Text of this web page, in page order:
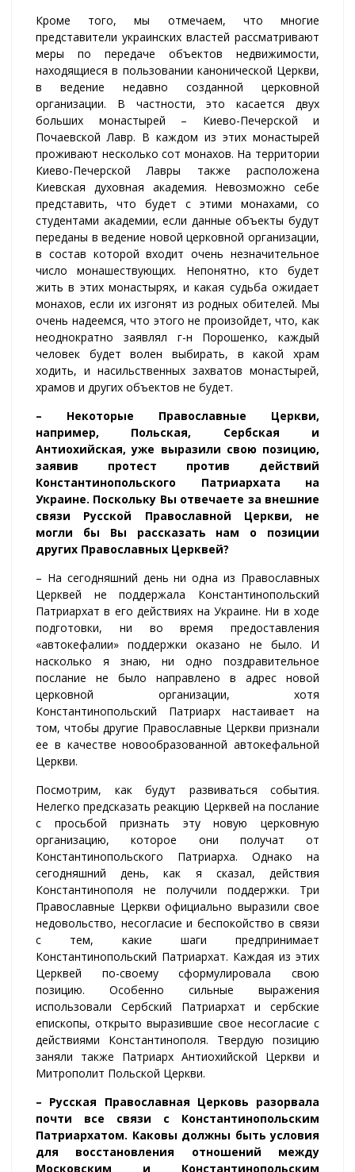
Кроме того, мы отмечаем, что многие
представители украинских властей рассматривают
меры по передаче объектов недвижимости,
находящиеся в пользовании канонической Церкви,
в ведение недавно созданной церковной
организации. В частности, это касается двух
больших монастырей – Киево-Печерской и
Почаевской Лавр. В каждом из этих монастырей
проживают несколько сот монахов. На территории
Киево-Печерской Лавры также расположена
Киевская духовная академия. Невозможно себе
представить, что будет с этими монахами, со
студентами академии, если данные объекты будут
переданы в ведение новой церковной организации,
в состав которой входит очень незначительное
число монашествующих. Непонятно, кто будет
жить в этих монастырях, и какая судьба ожидает
монахов, если их изгонят из родных обителей. Мы
очень надеемся, что этого не произойдет, что, как
неоднократно заявлял г-н Порошенко, каждый
человек будет волен выбирать, в какой храм
ходить, и насильственных захватов монастырей,
храмов и других объектов не будет.
– Некоторые Православные Церкви,
например, Польская, Сербская и
Антиохийская, уже выразили свою позицию,
заявив протест против действий
Константинопольского Патриархата на
Украине. Поскольку Вы отвечаете за внешние
связи Русской Православной Церкви, не
могли бы Вы рассказать нам о позиции
других Православных Церквей?
– На сегодняшний день ни одна из Православных
Церквей не поддержала Константинопольский
Патриархат в его действиях на Украине. Ни в ходе
подготовки, ни во время предоставления
«автокефалии» поддержки оказано не было. И
насколько я знаю, ни одно поздравительное
послание не было направлено в адрес новой
церковной организации, хотя
Константинопольский Патриарх настаивает на
том, чтобы другие Православные Церкви признали
ее в качестве новообразованной автокефальной
Церкви.
Посмотрим, как будут развиваться события.
Нелегко предсказать реакцию Церквей на послание
с просьбой признать эту новую церковную
организацию, которое они получат от
Константинопольского Патриарха. Однако на
сегодняшний день, как я сказал, действия
Константинополя не получили поддержки. Три
Православные Церкви официально выразили свое
недовольство, несогласие и беспокойство в связи
с тем, какие шаги предпринимает
Константинопольский Патриархат. Каждая из этих
Церквей по-своему сформулировала свою
позицию. Особенно сильные выражения
использовали Сербский Патриархат и сербские
епископы, открыто выразившие свое несогласие с
действиями Константинополя. Твердую позицию
заняли также Патриарх Антиохийской Церкви и
Митрополит Польской Церкви.
– Русская Православная Церковь разорвала
почти все связи с Константинопольским
Патриархатом. Каковы должны быть условия
для восстановления отношений между
Московским и Константинопольским